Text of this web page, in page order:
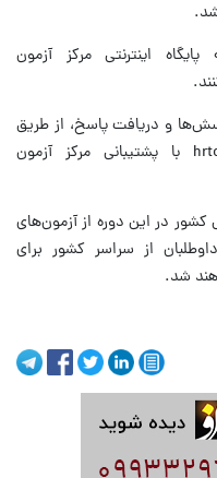
اینترنتی مرکز آزمون
و دریافت پاسخ، از طریق
پیام‌رسان «بله» با آدرس @hrtcsupport با پشتیبانی مرکز آزمون
در این دوره از آزمون‌های
نفر از میان داوطلبان از سراسر کشور برای